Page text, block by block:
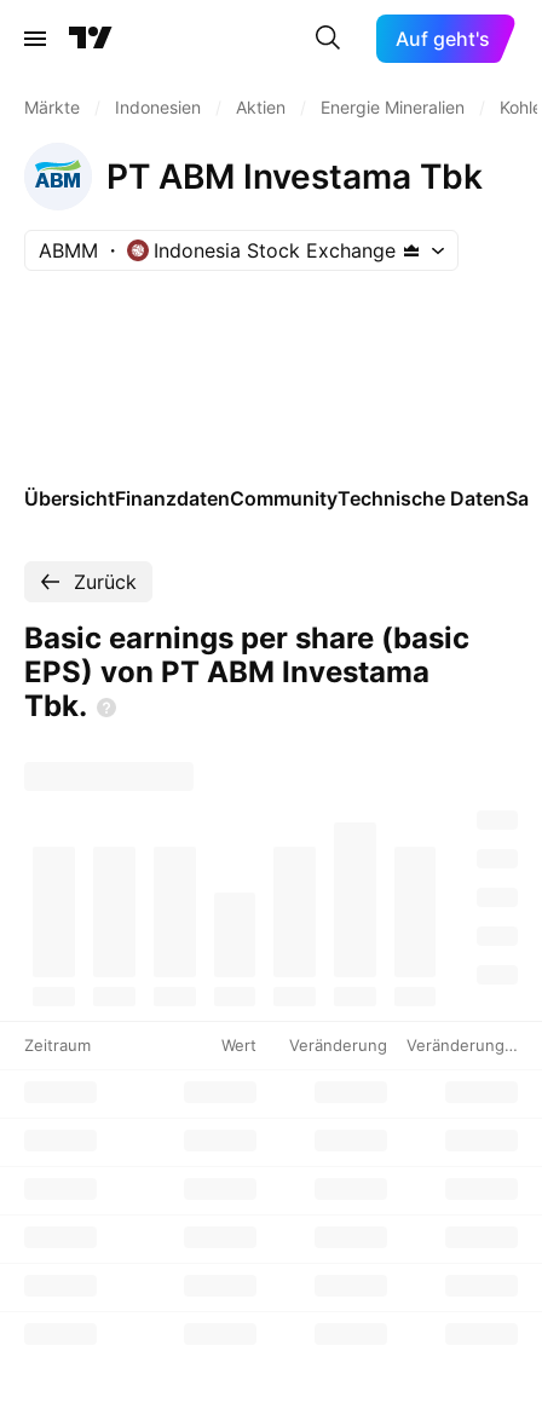
Auf geht's
Märkte Indonesien Aktien Energie Mineralien Kohle
PT ABM Investama Tbk
ABMM Indonesia Stock Exchange
ÜbersichtFinanzdatenCommunityTechnische Daten
Zurück
Basic earnings per share (basic
EPS) von PT ABM Investama
Tbk.
Zeitraum Wert Veränderung Veränderung %